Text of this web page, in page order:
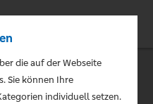
die auf der Webseite
Sie können Ihre
individuell setzen.